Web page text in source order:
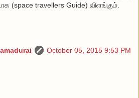
(space travellers Guide) விளங்கும்.
October 05, 2015 9:53 PM